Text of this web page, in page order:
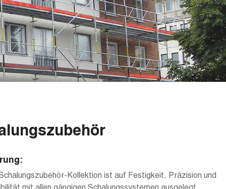
Kollektion ist auf Festigkeit, Präzision und